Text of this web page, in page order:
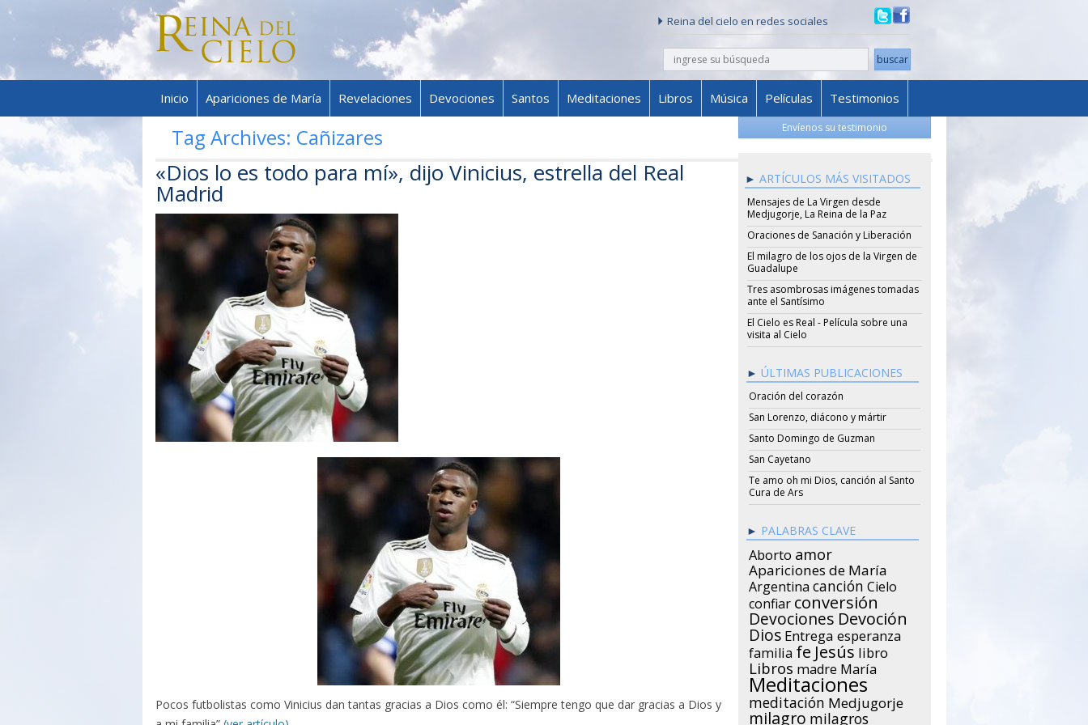
Reina del cielo en redes sociales
buscar
Skip to content
Inicio Apariciones de María Revelaciones Devociones Santos Meditaciones Libros Música Películas Testimonios
Tag Archives: Cañizares
«Dios lo es todo para mí», dijo Vinicius, estrella del Real
Madrid
Pocos futbolistas como Vinicius dan tantas gracias a Dios como él: “Siempre tengo que dar gracias a Dios y
Envíenos su testimonio
ARTÍCULOS MÁS VISITADOS
Mensajes de La Virgen desde
Medjugorje, La Reina de la Paz
Oraciones de Sanación y Liberación
El milagro de los ojos de la Virgen de
Guadalupe
Tres asombrosas imágenes tomadas
ante el Santísimo
El Cielo es Real - Película sobre una
visita al Cielo
ÚLTIMAS PUBLICACIONES
Oración del corazón
San Lorenzo, diácono y mártir
Santo Domingo de Guzman
San Cayetano
Te amo oh mi Dios, canción al Santo
Cura de Ars
PALABRAS CLAVE
Aborto amor
Apariciones de María
Argentina canción Cielo
confiar conversión
Devociones Devoción
Dios Entrega esperanza
familia fe Jesús libro
Libros madre María
Meditaciones
meditación Medjugorje
milagro milagros